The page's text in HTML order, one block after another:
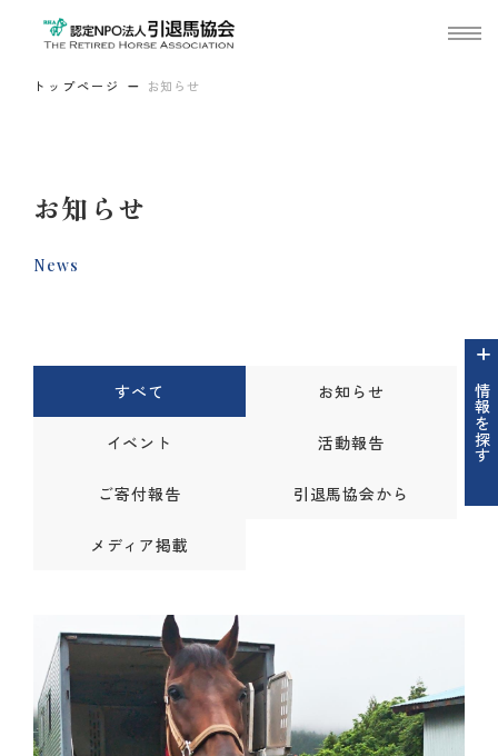
トップページ お知らせ
お知らせ
News
情報を探す
すべて お知らせ
イベント 活動報告
ご寄付報告 引退馬協会から
メディア掲載